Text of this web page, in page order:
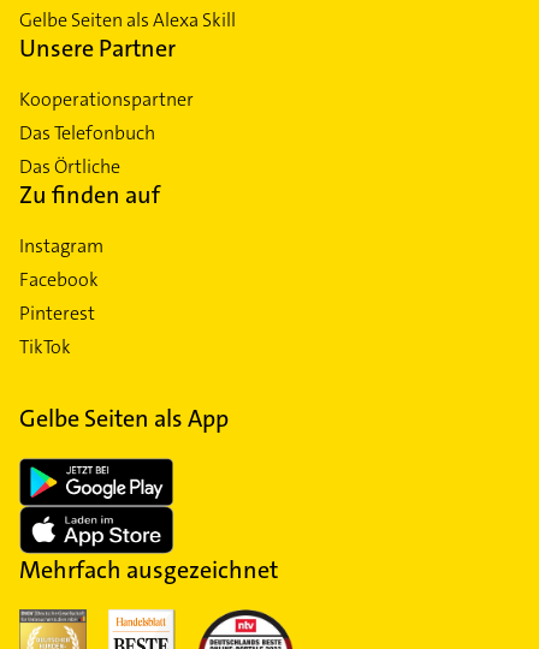
Gelbe Seiten als Alexa Skill
Unsere Partner
Kooperationspartner
Das Telefonbuch
Das Örtliche
Zu finden auf
Instagram
Facebook
Pinterest
TikTok
Gelbe Seiten als App
Mehrfach ausgezeichnet